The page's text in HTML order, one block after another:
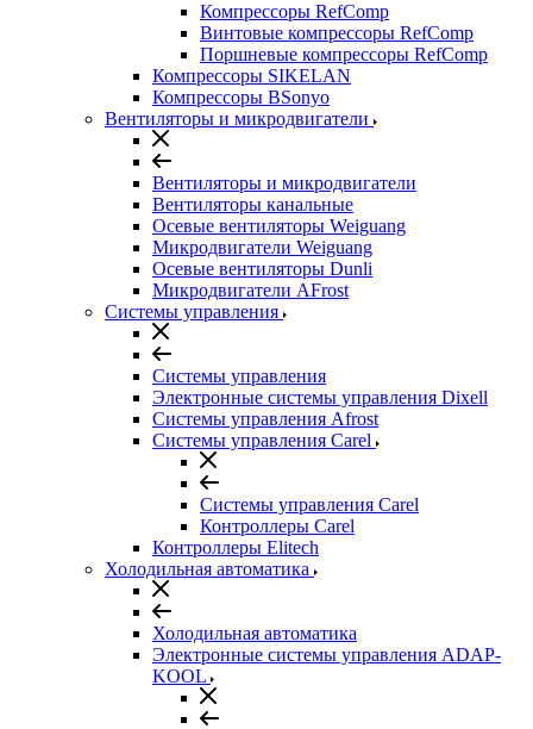
Компрессоры RefComp
Винтовые компрессоры RefComp
Поршневые компрессоры RefComp
Компрессоры SIKELAN
Компрессоры BSonyo
Вентиляторы и микродвигатели
Вентиляторы и микродвигатели
Вентиляторы канальные
Осевые вентиляторы Weiguang
Микродвигатели Weiguang
Осевые вентиляторы Dunli
Микродвигатели AFrost
Системы управления
Системы управления
Электронные системы управления Dixell
Системы управления Afrost
Системы управления Carel
Системы управления Carel
Контроллеры Carel
Контроллеры Elitech
Холодильная автоматика
Холодильная автоматика
Электронные системы управления ADAP-
KOOL